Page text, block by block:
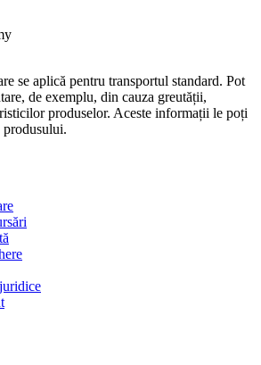
se aplică pentru transportul standard. Pot
de exemplu, din cauza greutății,
produselor. Aceste informații le poți
produsului.